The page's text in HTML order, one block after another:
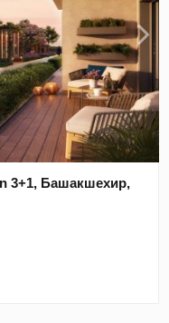
3+1, Башакшехир,